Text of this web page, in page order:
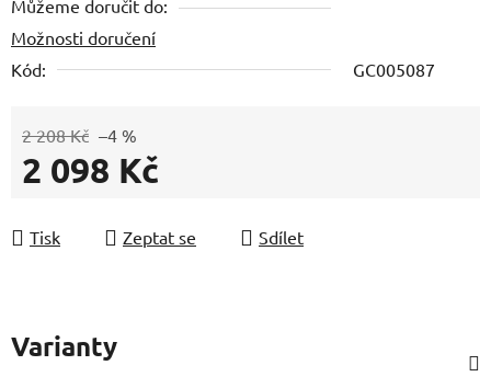
Můžeme doručit do:
Možnosti doručení
Kód:
GC005087
2 208 Kč –4 %
2 098 Kč
Tisk
Zeptat se Sdílet
Varianty